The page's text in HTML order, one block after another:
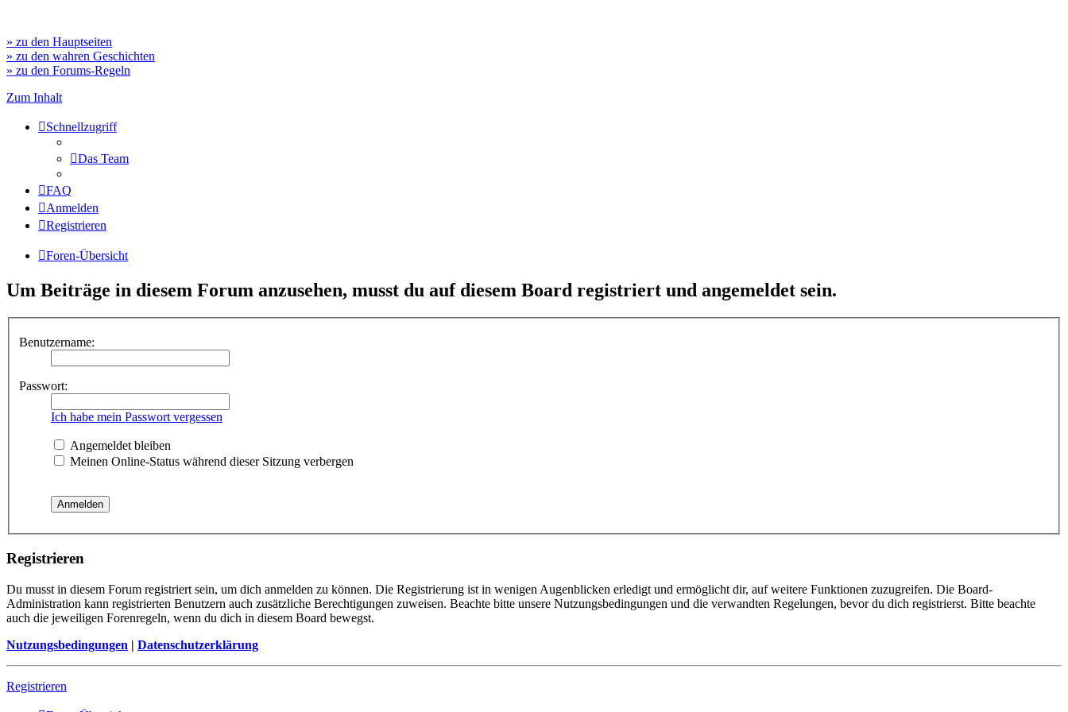
» zu den Hauptseiten
» zu den wahren Geschichten
» zu den Forums-Regeln
Zum Inhalt
Schnellzugriff
Das Team
FAQ
Anmelden
Registrieren
Foren-Übersicht
Um Beiträge in diesem Forum anzusehen, musst du auf diesem Board registriert und angemeldet sein.
Benutzername:
Passwort:
Ich habe mein Passwort vergessen
Angemeldet bleiben
Meinen Online-Status während dieser Sitzung verbergen
Registrieren
Du musst in diesem Forum registriert sein, um dich anmelden zu können. Die Registrierung ist in wenigen Augenblicken erledigt und ermöglicht dir, auf weitere Funktionen zuzugreifen. Die Board-
Administration kann registrierten Benutzern auch zusätzliche Berechtigungen zuweisen. Beachte bitte unsere Nutzungsbedingungen und die verwandten Regelungen, bevor du dich registrierst. Bitte beachte
auch die jeweiligen Forenregeln, wenn du dich in diesem Board bewegst.
Nutzungsbedingungen | Datenschutzerklärung
Registrieren